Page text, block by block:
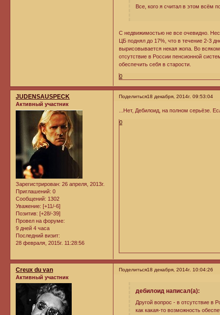
Все, кого я считал в этом всём
С недвижимостью не все очевидно.
ЦБ поднял до 17%, что в течение 2-3
вырисовывается некая жопа. Во
отсутствие в России пенсионной
обеспечить себя в старости.
0
Поделиться18 декабря, 2014г. 09:53:04
JUDENSAUSPECK
Активный участник
Зарегистрирован: 26 апреля, 2013г.
Приглашений: 0
Сообщений: 1302
Уважение: [+11/-6]
Позитив: [+28/-39]
Провел на форуме:
9 дней 4 часа
Последний визит:
28 февраля, 2015г. 11:28:56
...Нет, Дебилоид, на полном серьёзе.
0
Поделиться18 декабря, 2014г. 10:04:26
Creux du van
Активный участник
дебилоид написал(а):
Другой вопрос - в отсутствие в
как какая-то возможность